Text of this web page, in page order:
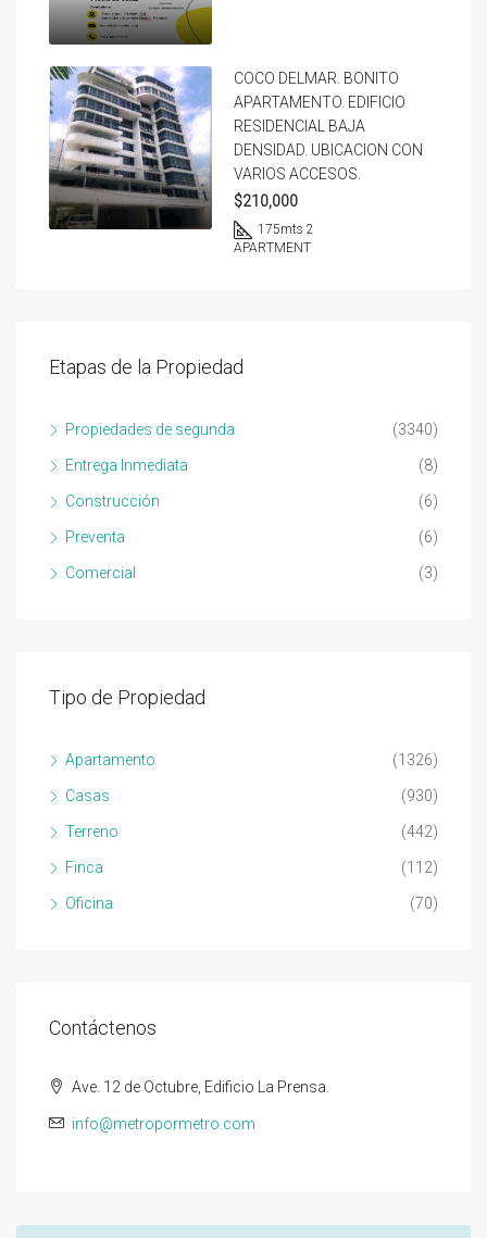
COCO DELMAR. BONITO
APARTAMENTO. EDIFICIO
RESIDENCIAL BAJA
DENSIDAD. UBICACION CON
VARIOS ACCESOS.
$210,000
175mts 2
APARTMENT
Etapas de la Propiedad
Propiedades de segunda (3340)
Entrega Inmediata (8)
Construcción (6)
Preventa (6)
Comercial (3)
Tipo de Propiedad
Apartamento (1326)
Casas (930)
Terreno (442)
Finca (112)
Oficina (70)
Contáctenos
Ave. 12 de Octubre, Edificio La Prensa.
info@metropormetro.com